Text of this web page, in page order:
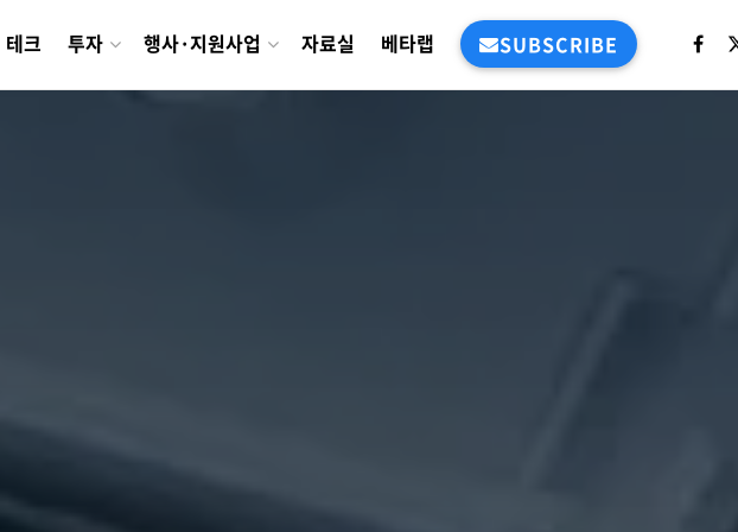
테크 투자 행사·지원사업 자료실 베타랩 SUBSCRIBE